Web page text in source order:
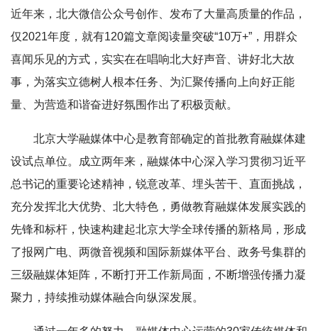
近年来，北大微信公众号创作、发布了大量高质量的作品，
仅2021年度，就有120篇文章阅读量突破“10万+”，用群众
喜闻乐见的方式，实实在在唱响北大好声音、讲好北大故
事，为落实立德树人根本任务、为汇聚传播向上向好正能
量、为营造和谐奋进好氛围作出了积极贡献。
北京大学融媒体中心是教育部确定的首批教育融媒体建
设试点单位。成立两年来，融媒体中心深入学习贯彻习近平
总书记的重要论述精神，锐意改革、埋头苦干、直面挑战，
充分发挥北大优势、北大特色，勇做教育融媒体发展实践的
先锋和标杆，快速构建起北京大学全球传播的新格局，形成
了报网广电、两微音视频和国际新媒体平台、政务号集群的
三级融媒体矩阵，不断打开工作新局面，不断增强传播力凝
聚力，持续推动媒体融合向纵深发展。